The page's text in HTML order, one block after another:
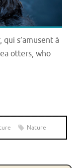
s’amusent à
otters, who
Nature